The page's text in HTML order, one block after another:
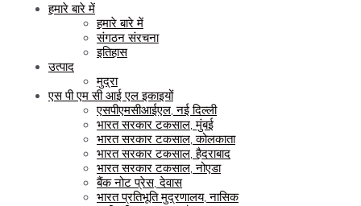
हमारे बारे में
हमारे बारे में
संगठन संरचना
इतिहास
उत्पाद
मुद्रा
एस पी एम सी आई एल इकाइयों
एसपीएमसीआईएल, नई दिल्ली
भारत सरकार टकसाल, मुंबई
भारत सरकार टकसाल, कोलकाता
भारत सरकार टकसाल, हैदराबाद
भारत सरकार टकसाल, नोएडा
बैंक नोट प्रेस, देवास
भारत प्रतिभूति मुद्रणालय, नासिक